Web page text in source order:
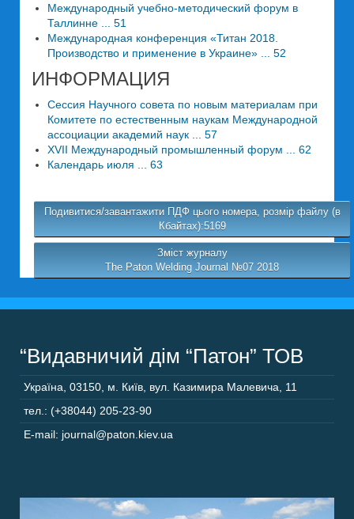
Международный учебно-методический форум в
Таллинне ... 51
Международная конференция «Титан 2018.
Производство и применение в Украине» ... 52
ИНФОРМАЦИЯ
Сессия Научного совета по новым материалам при
Комитете по естественным наукам Международной
ассоциации академий наук ... 57
XVII Международный промышленный форум ... 62
Календарь июля ... 63
Подивитися/завантажити ПДФ цього номера, розмір файлу (в
Кбайтах):5169
Зміст журналу
The Paton Welding Journal №07 2018
“Видавничий дім “Патон” ТОВ
Україна 03150 м. Київ, вул. Казимира Малевича, 11
тел.: (+38044) 205-23-90
E-mail: journal@paton.kiev.ua